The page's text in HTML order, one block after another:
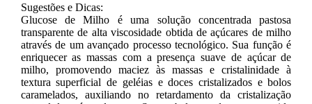
Sugestões e Dicas:
Glucose de Milho é uma solução concentrada pastosa
transparente de alta viscosidade obtida de açúcares de milho
através de um avançado processo tecnológico. Sua função é
enriquecer as massas com a presença suave de açúcar de
milho, promovendo maciez às massas e cristalinidade à
textura superficial de geléias e doces cristalizados e bolos
caramelados, auxiliando no retardamento da cristalização